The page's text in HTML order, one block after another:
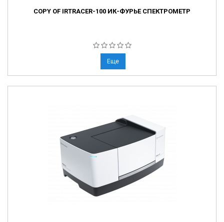
COPY OF IRTRACER-100 ИК-ФУРЬЕ СПЕКТРОМЕТР
Еще